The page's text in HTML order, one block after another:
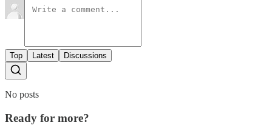
Top Latest Discussions
No posts
Ready for more?